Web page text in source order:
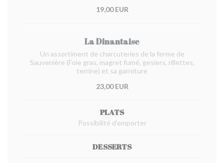
19,00 EUR
La Dinantaise
Un assortiment de charcuteries de la ferme de
Sauvenière (Foie gras, magret fumé, gesiers, rillettes,
terrine) et sa garniture
23,00 EUR
PLATS
Possibilité d'emporter
DESSERTS